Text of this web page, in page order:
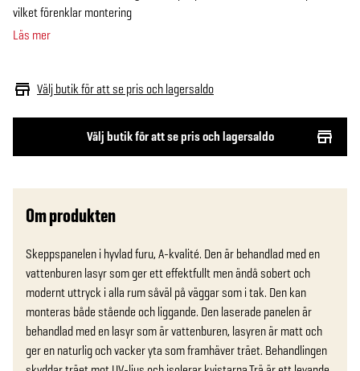
Välj butik för att se pris och lagersaldo
Välj butik för att se pris och lagersaldo
vilket förenklar montering
Läs mer
Om produkten
Skeppspanelen i hyvlad furu, A-kvalité. Den är behandlad med en
vattenburen lasyr som ger ett effektfullt men ändå sobert och
modernt uttryck i alla rum såväl på väggar som i tak. Den kan
monteras både stående och liggande. Den laserade panelen är
behandlad med en lasyr som är vattenburen, lasyren är matt och
ger en naturlig och vacker yta som framhäver träet. Behandlingen